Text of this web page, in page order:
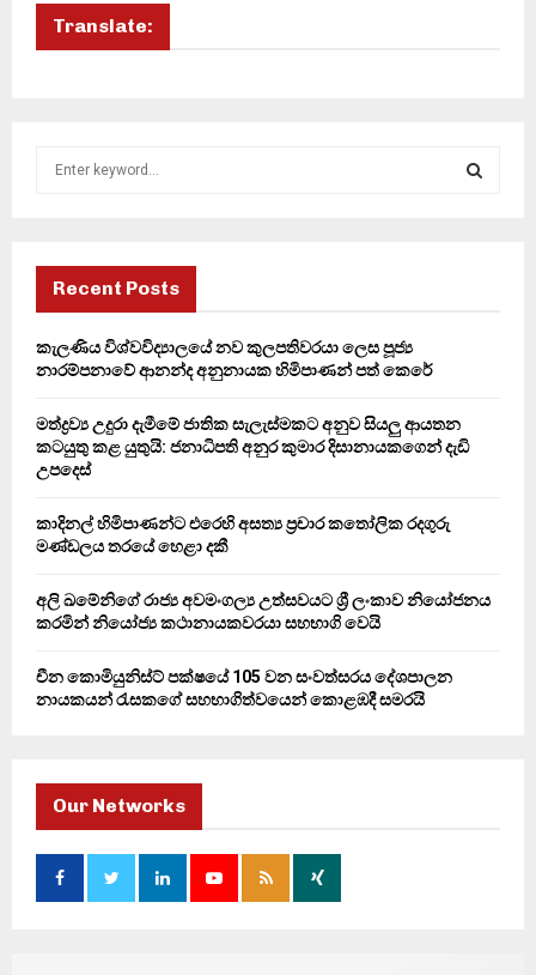
Translate:
f
r
H
Recent Posts
කැලණිය විශ්වවිද්‍යාලයේ නව කුලපතිවරයා ලෙස පූජ්‍ය
නාරම්පනාවේ ආනන්ද අනුනායක හිමිපාණන් පත් කෙරේ
මත්ද්‍රව්‍ය උදුරා දැමීමේ ජාතික සැලැස්මකට අනුව සියලු ආයතන
කටයුතු කළ යුතුයි: ජනාධිපති අනුර කුමාර දිසානායකගෙන් දැඩි
උපදෙස්
කාදිනල් හිමිපාණන්ට එරෙහි අසත්‍ය ප්‍රචාර කතෝලික රදගුරු
මණ්ඩලය තරයේ හෙළා දකී
අලි ඛමේනිගේ රාජ්‍ය අවමංගල්‍ය උත්සවයට ශ්‍රී ලංකාව නියෝජනය
කරමින් නියෝජ්‍ය කථානායකවරයා සහභාගි වෙයි
චීන කොමියුනිස්ට් පක්ෂයේ 105 වන සංවත්සරය දේශපාලන
නායකයන් රැසකගේ සහභාගිත්වයෙන් කොළඹදී සමරයි
Our Networks